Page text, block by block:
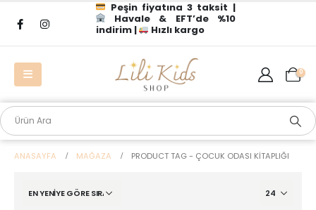
Peşin fiyatına 3 taksit |
Havale & EFT’de %10
indirim |
Hızlı kargo
0
ANASAYFA MAĞAZA PRODUCT TAG - ÇOCUK ODASI KITAPLIĞI